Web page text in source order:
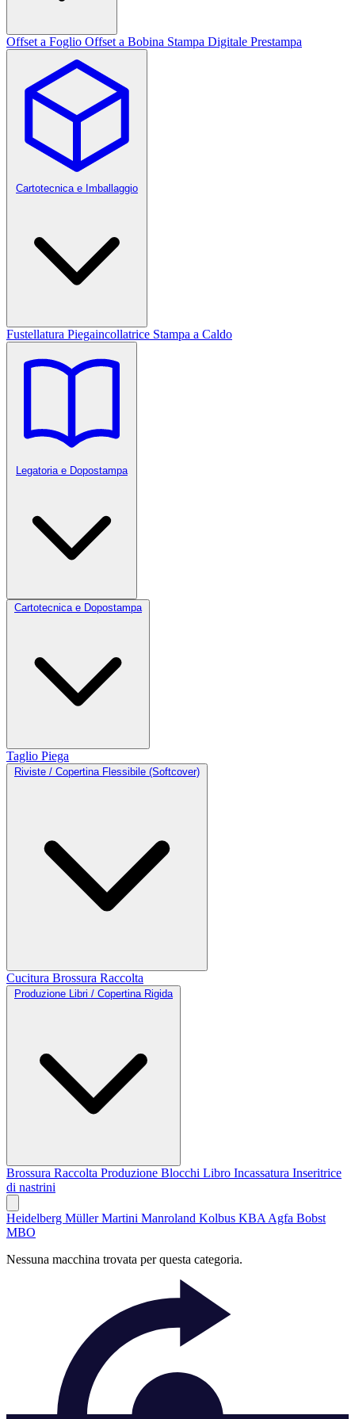
Offset a Foglio Offset a Bobina Stampa Digitale Prestampa
Cartotecnica e Imballaggio
Fustellatura Piegaincollatrice Stampa a Caldo
Legatoria e Dopostampa
Cartotecnica e Dopostampa
Taglio Piega
Riviste / Copertina Flessibile (Softcover)
Cucitura Brossura Raccolta
Produzione Libri / Copertina Rigida
Brossura Raccolta Produzione Blocchi Libro Incassatura Inseritrice
di nastrini
Heidelberg Müller Martini Manroland Kolbus KBA Agfa Bobst
MBO
Nessuna macchina trovata per questa categoria.